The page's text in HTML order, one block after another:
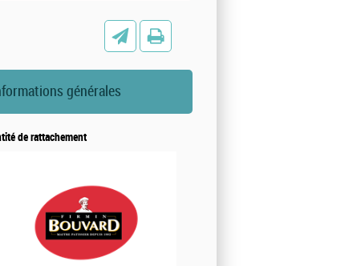
générales
de rattachement